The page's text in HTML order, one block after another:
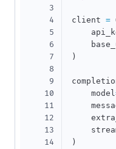
3
4
5
6
7
8
9
10
11
12
13
14
client =
)
    model
)